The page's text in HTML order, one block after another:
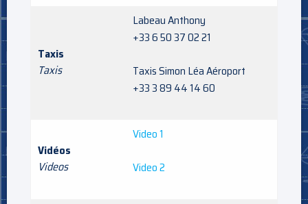
Taxis
Taxis
Labeau Anthony
+33 6 50 37 02 21
Taxis Simon Léa Aéroport
+33 3 89 44 14 60
Vidéos
Videos
Video 1
Video 2